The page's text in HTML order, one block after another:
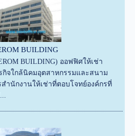
BUILDING
BUILDING) ออฟฟิศให้เช่า
กิจใกล้นิคมอุตสาหกรรมและสนาม
ำนักงานให้เช่าที่ตอบโจทย์องค์กรที่